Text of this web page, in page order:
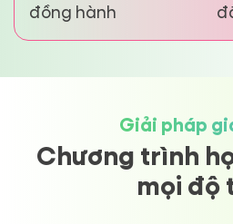
đồng hành
Giải pháp
Chương trình
mọi độ